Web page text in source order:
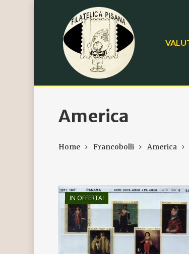
America
Home Francobolli America
IN OFFERTA!
€6,80
€5,00